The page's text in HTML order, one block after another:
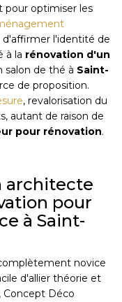
pour optimiser les
l'identité de
à la rénovation d'un
salon de thé à Saint-
de proposition.
, revalorisation du
autant de raison de
pour rénovation.
architecte
pour
à Saint-
novice
d'allier théorie et
, Concept Déco